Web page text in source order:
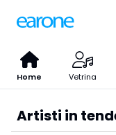
Home Vetrina
Artisti in